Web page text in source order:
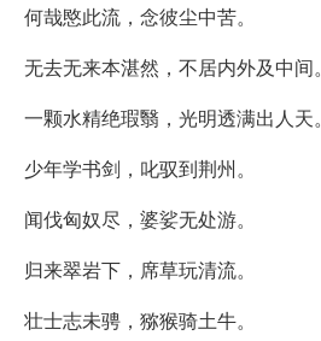
何哉愍此流，念彼尘中苦。
无去无来本湛然，不居内外及中间。
一颗水精绝瑕翳，光明透满出人天。
少年学书剑，叱驭到荆州。
闻伐匈奴尽，婆娑无处游。
归来翠岩下，席草玩清流。
壮士志未骋，猕猴骑土牛。